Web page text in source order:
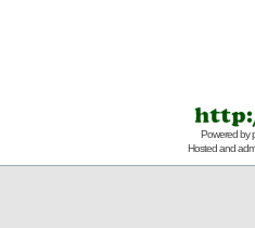
Powered by
Hosted and